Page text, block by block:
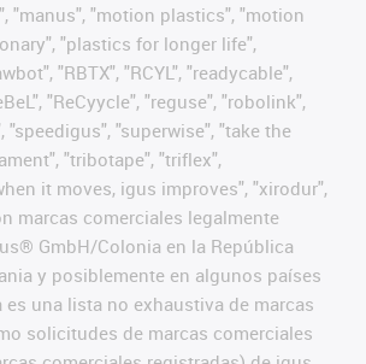
"manus", "motion plastics", "motion
"plastics for longer life",
"RBTX", "RCYL", "readycable",
"ReCyycle", "reguse", "robolink",
"speedigus", "superwise", "take the
"tribotape", "triflex",
it moves, igus improves", "xirodur",
marcas comerciales legalmente
GmbH/Colonia en la República
y posiblemente en algunos países
es una lista no exhaustiva de marcas
solicitudes de marcas comerciales